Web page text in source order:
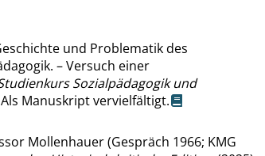
und Problematik des
– Versuch einer
Sozialpädagogik und
Manuskript vervielfältigt.
Mollenhauer (Gespräch 1966; KMG